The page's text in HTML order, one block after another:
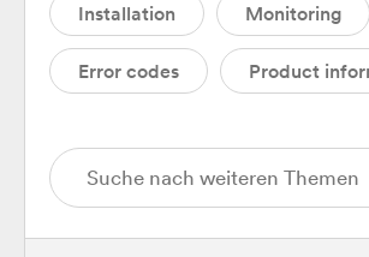
Installation Monitoring
Error codes Product